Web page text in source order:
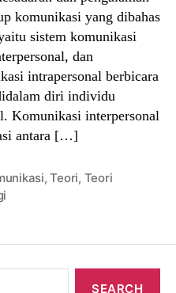
komunikasi yang dibahas
sistem komunikasi
dan
intrapersonal berbicara
diri individu
Komunikasi interpersonal
antara […]
,Teori, Teori